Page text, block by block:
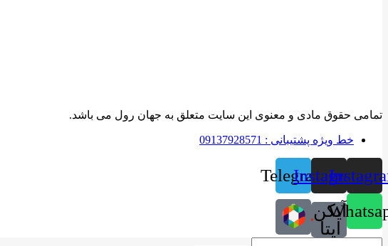
تمامی حقوق مادی و معنوی این سایت متعلق به جهان رول می باشد.
خط ویژه پشتیبانی : 09137928571
Instagram
Telegram
آیکن
ایتا